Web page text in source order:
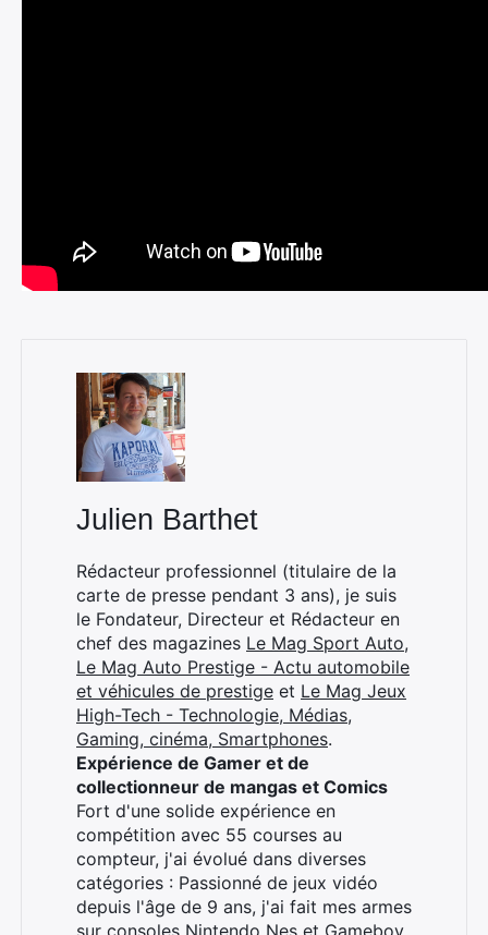
Julien Barthet
Rédacteur professionnel (titulaire de la
carte de presse pendant 3 ans), je suis
le Fondateur, Directeur et Rédacteur en
chef des magazines Le Mag Sport Auto,
Le Mag Auto Prestige - Actu automobile
et véhicules de prestige et Le Mag Jeux
High-Tech - Technologie, Médias,
Gaming, cinéma, Smartphones.
Expérience de Gamer et de
collectionneur de mangas et Comics
Fort d'une solide expérience en
compétition avec 55 courses au
compteur, j'ai évolué dans diverses
catégories : Passionné de jeux vidéo
depuis l'âge de 9 ans, j'ai fait mes armes
sur consoles Nintendo Nes et Gameboy.